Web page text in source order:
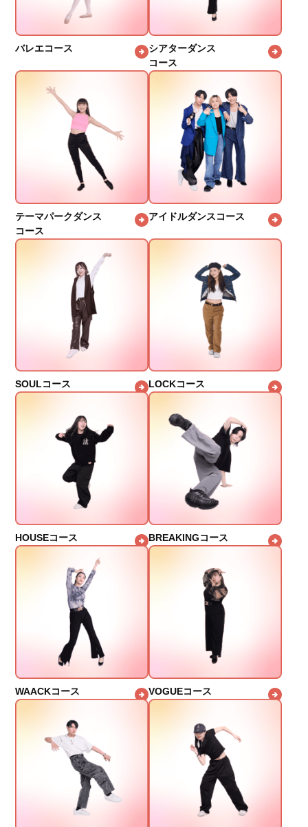
バレエコース
シアターダンス
コース
テーマパークダンス
コース
アイドルダンスコース
SOULコース LOCKコース
HOUSEコース BREAKINGコース
WAACKコース VOGUEコース